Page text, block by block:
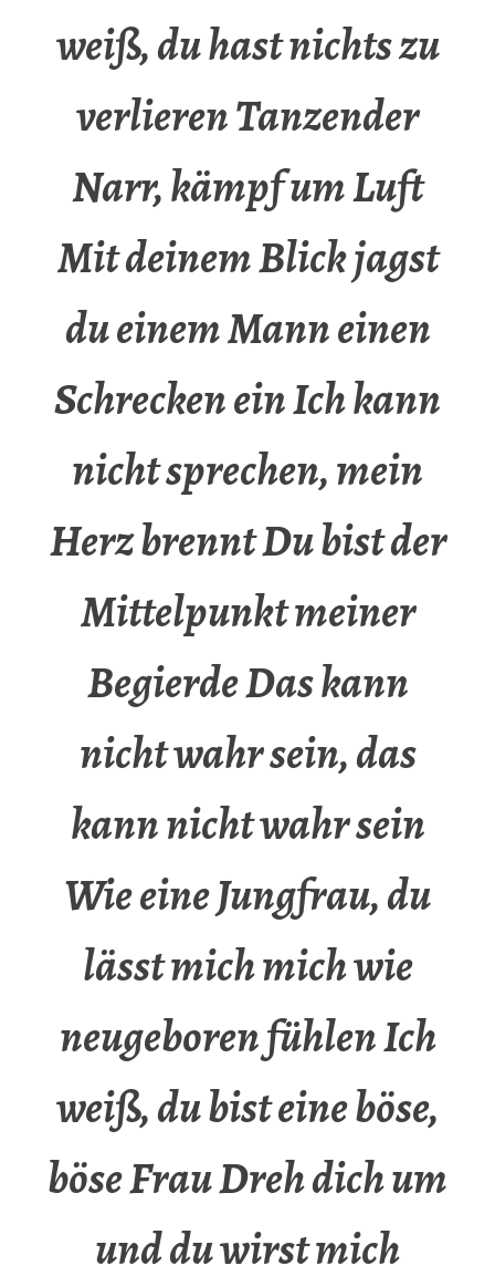
weiß, du hast nichts zu
verlieren Tanzender
Narr, kämpf um Luft
Mit deinem Blick jagst
du einem Mann einen
Schrecken ein Ich kann
nicht sprechen, mein
Herz brennt Du bist der
Mittelpunkt meiner
Begierde Das kann
nicht wahr sein, das
kann nicht wahr sein
Wie eine Jungfrau, du
lässt mich mich wie
neugeboren fühlen Ich
weiß, du bist eine böse,
böse Frau Dreh dich um
und du wirst mich